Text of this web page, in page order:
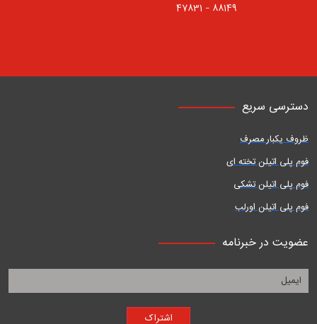
88149 – 47831
دسترسی سریع
ظروف یکبار مصرف
فوم پلی اتیلن تخته ای
فوم پلی اتیلن تشکی
فوم پلی اتیلن اورلب
عضویت در خبرنامه
اشتراک